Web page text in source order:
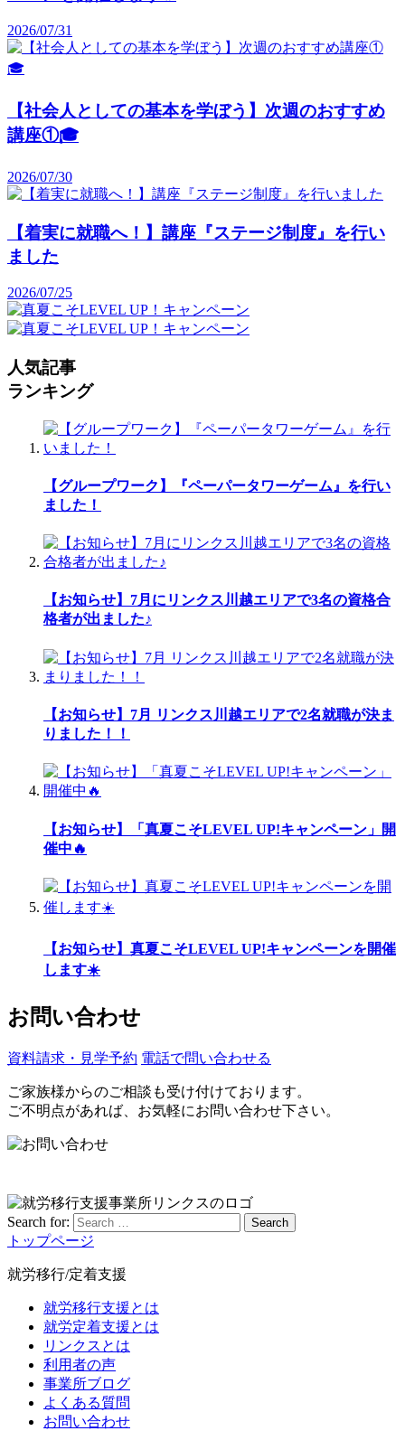
2026/07/31
【社会人としての基本を学ぼう】次週のおすすめ
講座①🎓️
2026/07/30
【着実に就職へ！】講座『ステージ制度』を行い
ました
2026/07/25
人気記事
ランキング
【グループワーク】『ペーパータワーゲーム』を行い
ました！
【お知らせ】7月にリンクス川越エリアで3名の資格合
格者が出ました♪
【お知らせ】7月 リンクス川越エリアで2名就職が決ま
りました！！
【お知らせ】「真夏こそLEVEL UP!キャンペーン」開
催中🔥
【お知らせ】真夏こそLEVEL UP!キャンペーンを開催
します☀️
お問い合わせ
資料請求・見学予約 電話で問い合わせる
ご家族様からのご相談も受け付けております。
ご不明点があれば、お気軽にお問い合わせ下さい。
Search for: Search
トップページ
就労移行/定着支援
就労移行支援とは
就労定着支援とは
リンクスとは
利用者の声
事業所ブログ
よくある質問
お問い合わせ